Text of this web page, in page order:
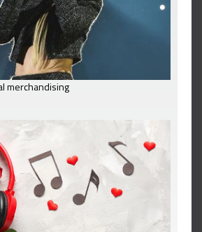
merchandising